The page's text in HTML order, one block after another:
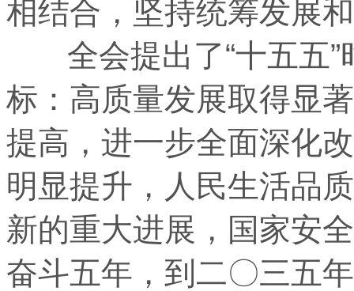
相结合，坚持统筹发展
全会提出了“十五五”
标：高质量发展取得显
提高，进一步全面深化
明显提升，人民生活品
新的重大进展，国家安
奋斗五年，到二〇三五